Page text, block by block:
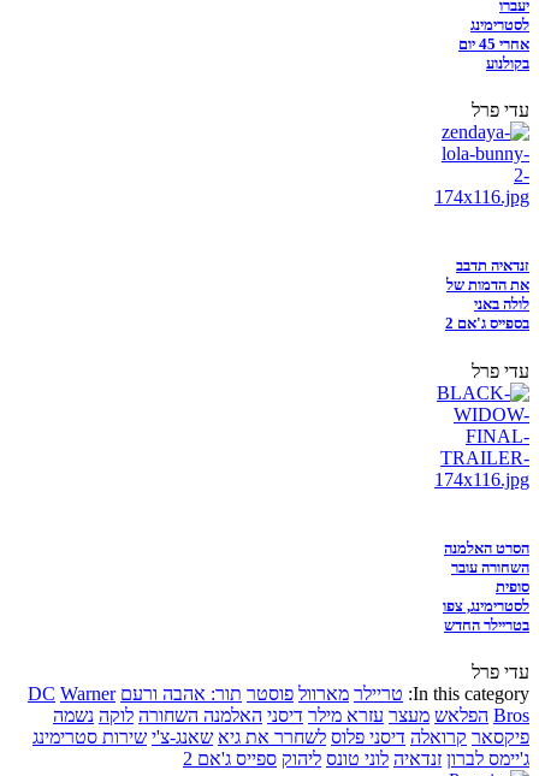
יעברו
לסטרימינג
אחרי 45 יום
בקולנוע
עדי פרל
זנדאיה תדבב
את הדמות של
לולה באני
בספייס ג'אם 2
עדי פרל
הסרט האלמנה
השחורה עובר
סופית
לסטרימינג, צפו
בטריילר החדש
עדי פרל
In this category: טריילר מארוול פוסטר תור: אהבה ורעם DC Warner
Bros הפלאש מעצר עזרא מילר דיסני האלמנה השחורה לוקה נשמה
פיקסאר קרואלה דיסני פלוס לשחרר את גיא שאנג-צ'י שירות סטרימינג
ג'יימס לברון זנדאיה לוני טונס ליהוק ספייס ג'אם 2